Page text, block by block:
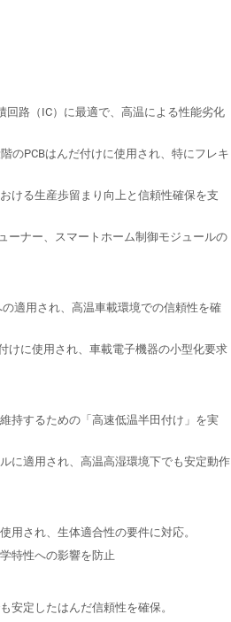
回路（IC）に最適で、高温による性能劣化
のPCBはんだ付けに使用され、特にフレキ
ける生産歩留まり向上と信頼性確保を支
ーナー、スマートホーム制御モジュールの
適用され、高温車載環境での信頼性を確
けに使用され、車載電子機器の小型化要求
持するための「高速低温半田付け」を実
に適用され、高温高湿環境下でも安定動作
用され、生体適合性の要件に対応。
特性への影響を防止
安定したはんだ信頼性を確保。